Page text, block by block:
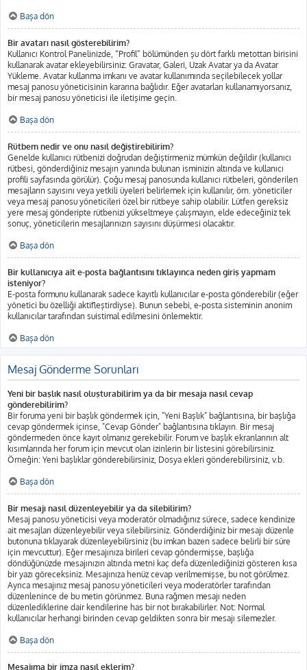
Başa dön
Bir avatarı nasıl gösterebilirim?
Kullanıcı Kontrol Panelinizde, “Profil” bölümünden şu dört farklı metottan birisini
kullanarak avatar ekleyebilirsiniz: Gravatar, Galeri, Uzak Avatar ya da Avatar
Yükleme. Avatar kullanma imkanı ve avatar kullanımında seçilebilecek yollar
mesaj panosu yöneticisinin kararına bağlıdır. Eğer avatarları kullanamıyorsanız,
bir mesaj panosu yöneticisi ile iletişime geçin.
Başa dön
Rütbem nedir ve onu nasıl değiştirebilirim?
Genelde kullanıcı rütbenizi doğrudan değiştirmeniz mümkün değildir (kullanıcı
rütbesi, gönderdiğiniz mesajın yanında bulunan isminizin altında ve kullanıcı
profili sayfasında görülür). Çoğu mesaj panosunda kullanıcı rütbeleri, gönderilen
mesajların sayısını veya yetkili üyeleri belirlemek için kullanılır, örn. yöneticiler
veya mesaj panosu yöneticileri özel bir rütbeye sahip olabilir. Lütfen gereksiz
yere mesaj gönderipte rütbenizi yükseltmeye çalışmayın, elde edeceğiniz tek
sonuç, yöneticilerin mesajlarınızın sayısını düşürmesi olacaktır.
Başa dön
Bir kullanıcıya ait e-posta bağlantısını tıklayınca neden giriş yapmam
isteniyor?
E-posta formunu kullanarak sadece kayıtlı kullanıcılar e-posta gönderebilir (eğer
yönetici bu özelliği aktifleştirdiyse). Bunun sebebi, e-posta sisteminin anonim
kullanıcılar tarafından suistimal edilmesini önlemektir.
Başa dön
Mesaj Gönderme Sorunları
Yeni bir başlık nasıl oluşturabilirim ya da bir mesaja nasıl cevap
gönderebilirim?
Bir foruma yeni bir başlık göndermek için, "Yeni Başlık" bağlantısına, bir başlığa
cevap göndermek içinse, "Cevap Gönder" bağlantısına tıklayın. Bir mesaj
göndermeden önce kayıt olmanız gerekebilir. Forum ve başlık ekranlarının alt
kısımlarında her forum için mevcut olan izinlerin bir listesini görebilirsiniz.
Örneğin: Yeni başlıklar gönderebilirsiniz, Dosya ekleri gönderebilirsiniz, v.b.
Başa dön
Bir mesajı nasıl düzenleyebilir ya da silebilirim?
Mesaj panosu yöneticisi veya moderatör olmadığınız sürece, sadece kendinize
ait mesajları düzenleyebilir veya silebilirsiniz. Gönderdiğiniz bir mesajı düzenle
butonuna tıklayarak düzenleyebilirsiniz (bu imkan bazen sadece belirli bir süre
için mevcuttur). Eğer mesajınıza birileri cevap göndermişse, başlığa
döndüğünüzde mesajınızın altında metni kaç defa düzenlediğinizi gösteren kısa
bir yazı göreceksiniz. Mesajınıza henüz cevap verilmemişse, bu not görülmez.
Ayrıca mesajınız mesaj panosu yöneticileri veya moderatörler tarafından
düzenlenince de bu metin görünmez. Buna rağmen mesajı neden
düzenlediklerine dair kendilerine has bir not bırakabilirler. Not: Normal
kullanıcılar herhangi birinden cevap geldikten sonra bir mesajı silemezler.
Başa dön
Mesajıma bir imza nasıl eklerim?